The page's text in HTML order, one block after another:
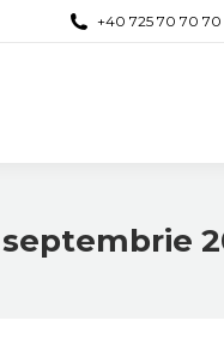
+40 725 70 70 70
septembrie